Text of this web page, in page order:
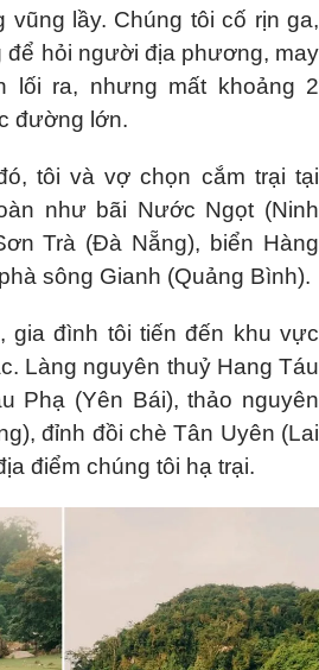
vũng lầy. Chúng tôi cố rịn ga,
để hỏi người địa phương, may
lối ra, nhưng mất khoảng 2
đường lớn.
tôi và vợ chọn cắm trại tại
như bãi Nước Ngọt (Ninh
Trà (Đà Nẵng), biển Hàng
sông Gianh (Quảng Bình).
gia đình tôi tiến đến khu vực
Làng nguyên thuỷ Hang Táu
Phạ (Yên Bái), thảo nguyên
đỉnh đồi chè Tân Uyên (Lai
điểm chúng tôi hạ trại.